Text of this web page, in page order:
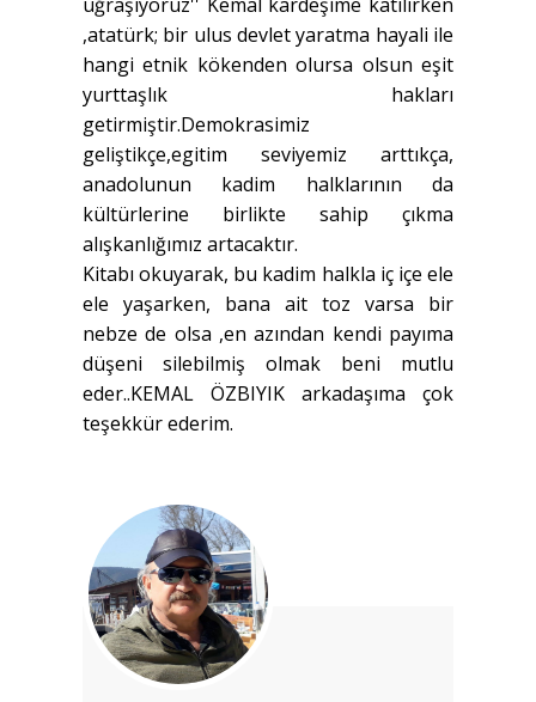
uğraşıyoruz'' Kemal kardeşime katılırken
,atatürk; bir ulus devlet yaratma hayali ile
hangi etnik kökenden olursa olsun eşit
yurttaşlık hakları
getirmiştir.Demokrasimiz
geliştikçe,egitim seviyemiz arttıkça,
anadolunun kadim halklarının da
kültürlerine birlikte sahip çıkma
alışkanlığımız artacaktır.
Kitabı okuyarak, bu kadim halkla iç içe ele
ele yaşarken, bana ait toz varsa bir
nebze de olsa ,en azından kendi payıma
düşeni silebilmiş olmak beni mutlu
eder..KEMAL ÖZBIYIK arkadaşıma çok
teşekkür ederim.